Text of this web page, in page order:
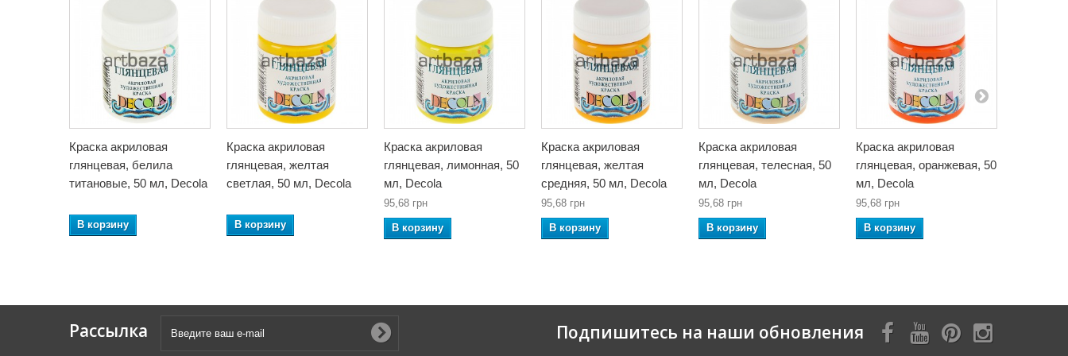
Краска акриловая
глянцевая, белила
титановые, 50 мл, Decola
В корзину
Краска акриловая
глянцевая, желтая
светлая, 50 мл, Decola
В корзину
Краска акриловая
глянцевая, лимонная, 50
мл, Decola
95,68 грн
В корзину
Краска акриловая
глянцевая, желтая
средняя, 50 мл, Decola
95,68 грн
В корзину
Краска акриловая
глянцевая, телесная, 50
мл, Decola
95,68 грн
В корзину
Краска акриловая
глянцевая, оранжевая, 50
мл, Decola
95,68 грн
В корзину
Рассылка Подпишитесь на наши обновления